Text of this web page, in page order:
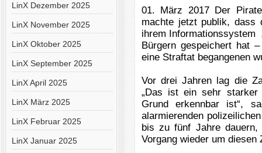
LinX Dezember 2025
LinX November 2025
LinX Oktober 2025
LinX September 2025
LinX April 2025
LinX März 2025
LinX Februar 2025
LinX Januar 2025
01. März 2017 Der
machte jetzt publik, dass
ihrem Informationssystem
Bürgern gespeichert hat
eine Straftat begangenen
Vor drei Jahren lag die
„Das ist ein sehr
Grund erkennbar ist“,
alarmierenden
bis zu fünf Jahre
Vorgang wieder um diesen